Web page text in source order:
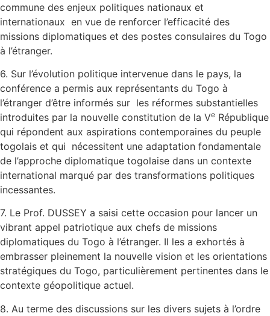
commune des enjeux politiques nationaux et
internationaux en vue de renforcer l’efficacité des
missions diplomatiques et des postes consulaires du Togo
à l’étranger.
6. Sur l’évolution politique intervenue dans le pays, la
conférence a permis aux représentants du Togo à
l’étranger d’être informés sur les réformes substantielles
introduites par la nouvelle constitution de la Ve République
qui répondent aux aspirations contemporaines du peuple
togolais et qui nécessitent une adaptation fondamentale
de l’approche diplomatique togolaise dans un contexte
international marqué par des transformations politiques
incessantes.
7. Le Prof. DUSSEY a saisi cette occasion pour lancer un
vibrant appel patriotique aux chefs de missions
diplomatiques du Togo à l’étranger. Il les a exhortés à
embrasser pleinement la nouvelle vision et les orientations
stratégiques du Togo, particulièrement pertinentes dans le
contexte géopolitique actuel.
8. Au terme des discussions sur les divers sujets à l’ordre